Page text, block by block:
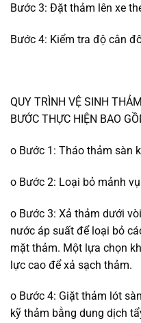
Bước 3: Đặt thảm lên xe
Bước 4: Kiểm tra độ cân
QUY TRÌNH VỆ SINH
BƯỚC THỰC HIỆN BAO
o Bước 1: Tháo thảm sàn
o Bước 2: Loại bỏ mảnh
o Bước 3: Xả thảm dưới
nước áp suất để loại bỏ
mặt thảm. Một lựa chọn
lực cao để xả sạch thảm.
o Bước 4: Giặt thảm lót
kỹ thảm bằng dung dịch